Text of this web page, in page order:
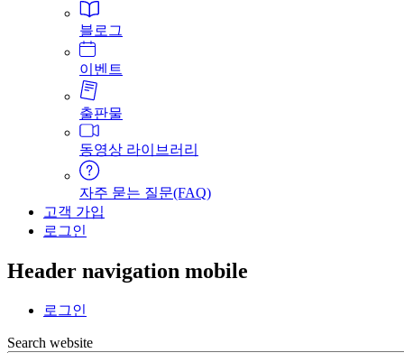
블로그
이벤트
출판물
동영상 라이브러리
자주 묻는 질문(FAQ)
고객 가입
로그인
Header navigation mobile
로그인
Search website